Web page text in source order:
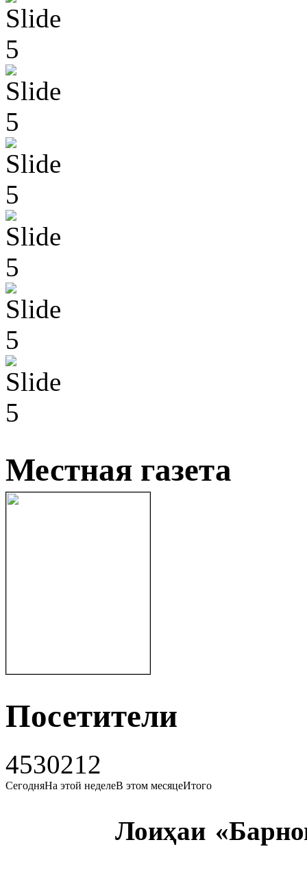
Местная газета
Посетители
4530212
СегодняНа этой неделеВ этом месяцеИтого
Лоиҳаи